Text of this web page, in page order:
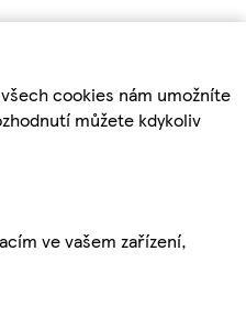
cookies nám umožníte
můžete kdykoliv
ve vašem zařízení,